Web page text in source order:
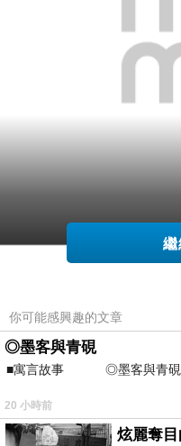
買應該會比較便宜，
而且24小時都能買，
用等店家開門也不用
然選擇在網路上
繼
你可能感興趣的文章
◎墨客與青硯
■寓言故事 ◎墨客與青硯
⊕潘文
的墨客，在京城的古玩肆裡
20 小時前
炫麗奪